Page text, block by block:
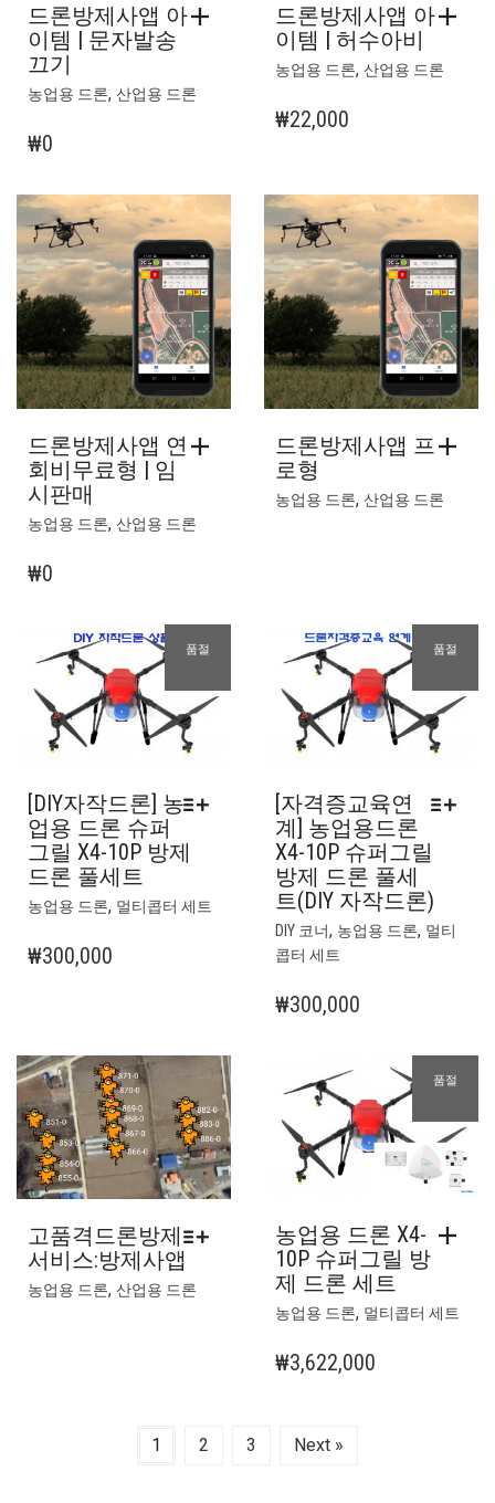
드론방제사앱 아
이템 | 문자발송
끄기
농업용 드론, 산업용 드론
₩0
드론방제사앱 아
이템 | 허수아비
농업용 드론, 산업용 드론
₩22,000
드론방제사앱 연
회비무료형 | 임
시판매
농업용 드론, 산업용 드론
₩0
드론방제사앱 프
로형
농업용 드론, 산업용 드론
품절
[DIY자작드론] 농
업용 드론 슈퍼
그릴 X4-10P 방제
드론 풀세트
농업용 드론, 멀티콥터 세트
이
상
품
에
있
습
₩300,000
품절
[자격증교육연
계] 농업용드론
X4-10P 슈퍼그릴
방제 드론 풀세
트(DIY 자작드론)
DIY 코너, 농업용 드론, 멀티
콥터 세트
상
에
있
₩300,000
고품격드론방제
서비스:방제사앱
농업용 드론, 산업용 드론
품절
농업용 드론 X4-
10P 슈퍼그릴 방
제 드론 세트
농업용 드론, 멀티콥터 세트
₩3,622,000
1 2 3 Next »